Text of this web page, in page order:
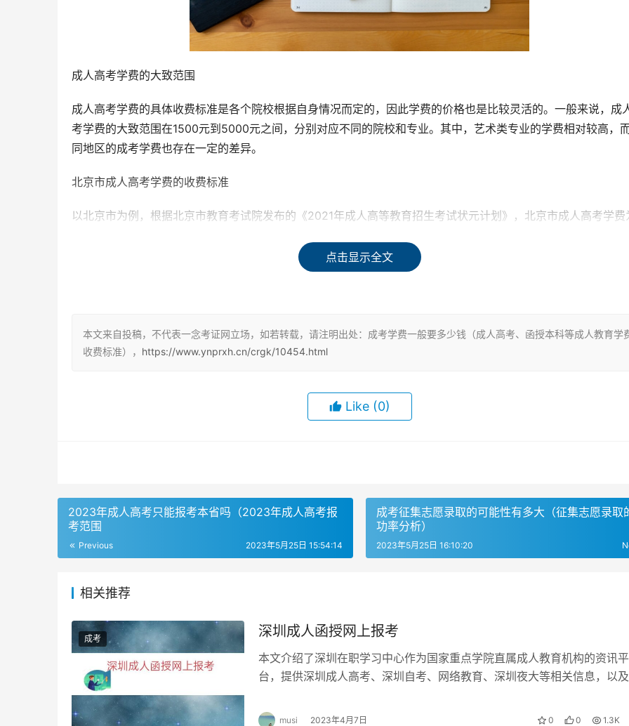
成人高考学费的大致范围
成人高考学费的具体收费标准是各个院校根据自身情况而定的，因此学费的价格也是比较灵活的。一般来说，成
考学费的大致范围在1500元到5000元之间，分别对应不同的院校和专业。其中，艺术类专业的学费相对较高，
同地区的成考学费也存在一定的差异。
北京市成人高考学费的收费标准
以北京市为例，根据北京市教育考试院发布的《2021年成人高等教育招生考试状元计划》，北京市成人高考学费
不同院校和专业的学费收费标准
参加成人高考被录取后，每个院校每个专业的学费收费情况都不一样。一般来说，成人高考报考的专科高等院校学
在2200元到2500元/学年左右，成人本科高等院校则在2500元到3000元/学年左右。医学类和艺术类专业的学费
除了学费，成人高考还需要缴纳考试报名费用，一般在100元至200元左右。此外，成人高考学习期间还需缴纳
杂费、教材费和毕业相关费用也需要考虑在内。对于一个普通的考生来说，成考本科总花费在5000元左右。
成考学费的缴纳方式
成考学费的缴纳方式比较灵活，一般可以一年一交，不会给考生造成太大的经济压力。成人高考学费是按照国家教
厅的规定收取费用，一年一次。成人本科学费与学校有关，不同学校和专业的学费也是不同的。一般一年一交学费
成考费用包括报名费、教材费和毕业费。
点击显示全文
本文来自投稿，不代表一念考证网立场，如若转载，请注明出处：成考学费一般要多少钱（成人高考、函授本科等成人教育学
收费标准）， https://www.ynprxh.cn/crgk/10454.html
Like (0)
2023年成人高考只能报考本省吗（2023年成人高考报
考范围
Previous 2023年5月25日 15:54:14
成考征集志愿录取的可能性有多大（征集志愿录取
功率分析）
2023年5月25日 16:10:20
相关推荐
成考 深圳成人函授网上报考
本文介绍了深圳在职学习中心作为国家重点学院直属成人教育机构的资讯平
台，提供深圳成人高考、深圳自考、网络教育、深圳夜大等相关信息，以及
musi 2023年4月7日 0 0 1.3K